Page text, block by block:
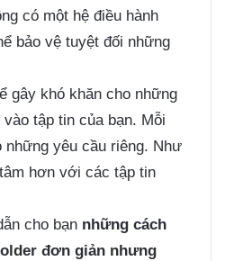
có một hệ điều hành
bảo vệ tuyệt đối những
gây khó khăn cho những
tập tin của bạn. Mỗi
những yêu cầu riêng. Như
hơn với các tập tin
cho bạn những cách
đơn giản nhưng